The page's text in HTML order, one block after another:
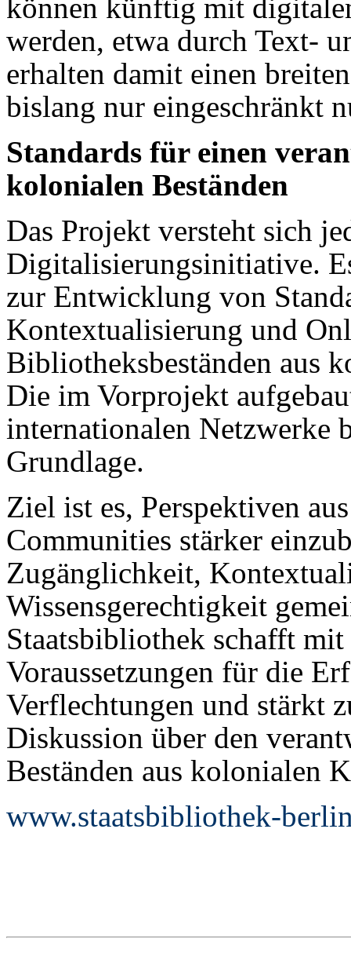
können künftig mit
werden, etwa durch Text-
erhalten damit einen
bislang nur eingeschränkt
Standards für einen
kolonialen Beständen
Das Projekt versteht sich
Digitalisierungsinitiative.
zur Entwicklung von
Kontextualisierung und
Bibliotheksbeständen aus
Die im Vorprojekt
internationalen Netzwerke
Grundlage.
Ziel ist es, Perspektiven
Communities stärker
Zugänglichkeit,
Wissensgerechtigkeit
Staatsbibliothek schafft
Voraussetzungen für die
Verflechtungen und stärkt
Diskussion über den
Beständen aus kolonialen
www.staatsbibliothek-